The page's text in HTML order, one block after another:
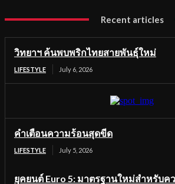
Recent articles
วิทยาฯ ค้นพบพริกไทยสายพันธุ์ใหม่
LIFESTYLE July 6, 2026
คำเตือนความร้อนสุดขีด
LIFESTYLE July 5, 2026
ยุคยนต์ Euro 5: มาตรฐานใหม่สำหรับค